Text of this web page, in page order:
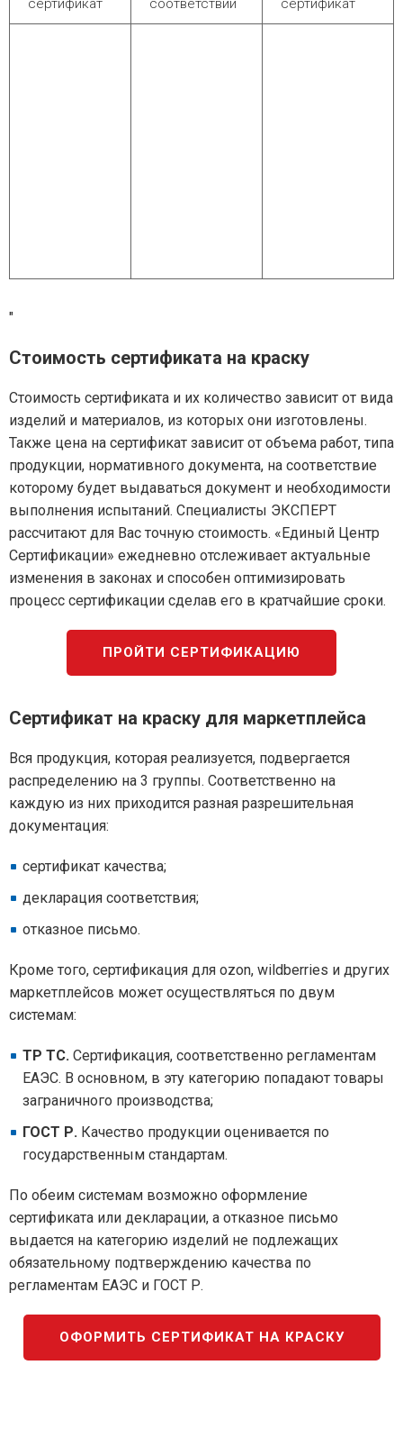
сертификат соответствии сертификат
"
Стоимость сертификата на краску
Стоимость сертификата и их количество зависит от вида
изделий и материалов, из которых они изготовлены.
Также цена на сертификат зависит от объема работ, типа
продукции, нормативного документа, на соответствие
которому будет выдаваться документ и необходимости
выполнения испытаний. Специалисты ЭКСПЕРТ
рассчитают для Вас точную стоимость. «Единый Центр
Сертификации» ежедневно отслеживает актуальные
изменения в законах и способен оптимизировать
процесс сертификации сделав его в кратчайшие сроки.
ПРОЙТИ СЕРТИФИКАЦИЮ
Сертификат на краску для маркетплейса
Вся продукция, которая реализуется, подвергается
распределению на 3 группы. Соответственно на
каждую из них приходится разная разрешительная
документация:
сертификат качества;
декларация соответствия;
отказное письмо.
Кроме того, сертификация для ozon, wildberries и других
маркетплейсов может осуществляться по двум
системам:
ТР ТС. Сертификация, соответственно регламентам
ЕАЭС. В основном, в эту категорию попадают товары
заграничного производства;
ГОСТ Р. Качество продукции оценивается по
государственным стандартам.
По обеим системам возможно оформление
сертификата или декларации, а отказное письмо
выдается на категорию изделий не подлежащих
обязательному подтверждению качества по
регламентам ЕАЭС и ГОСТ Р.
ОФОРМИТЬ СЕРТИФИКАТ НА КРАСКУ